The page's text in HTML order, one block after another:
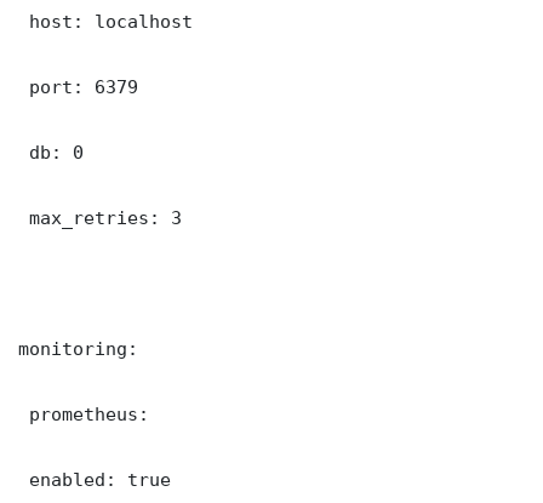
host: localhost
port: 6379
db: 0
max_retries: 3
monitoring:
prometheus:
enabled: true